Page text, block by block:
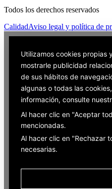
Todos los derechos reservados
CalidadAviso legal y política de
Utilizamos cookies propias
mostrarle publicidad
de sus hábitos de
algunas o todas las
información, consulte
Al hacer clic en "Aceptar
mencionadas.
Al hacer clic en "Rechazar
necesarias.